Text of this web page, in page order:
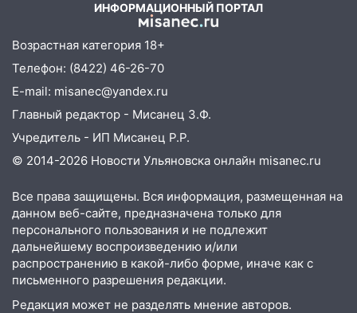
коррупционной схемы при ЦГКБ
отправили в колонию на 7 и 8 лет
09:52
Ночью беспилотники сбили над
соседними Татарстаном и Саратовской
областью
09:41
Диана Шурыгина уверовала в
Бога в СИЗО
будут судить за неуплату налогов на 48
млн рублей
08:22 Подросток на питбайке сбил
велосипедистку: пострадали двое
07:20 Жара возвращается: ожидается
знойный и сухой четверг
ИНФОРМАЦИОННЫЙ ПОРТАЛ
Возрастная категория 18+
Телефон: (8422) 46-26-70
E-mail: misanec@yandex.ru
Главный редактор - Мисанец З.Ф.
Учредитель - ИП Мисанец Р.Р.
© 2014-2026 Новости Ульяновска онлайн misanec.ru
Все права защищены. Вся информация, размещенная на
данном веб-сайте, предназначена только для
персонального пользования и не подлежит
дальнейшему воспроизведению и/или
распространению в какой-либо форме, иначе как с
письменного разрешения редакции.
Редакция может не разделять мнение авторов.